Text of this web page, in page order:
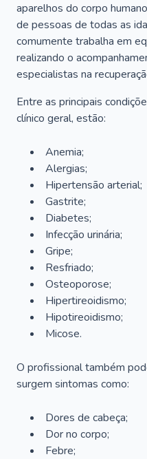
aparelhos do corpo
de pessoas de todas as
comumente trabalha em
realizando o
especialistas na
Entre as principais
clínico geral, estão:
Anemia;
Alergias;
Hipertensão arterial;
Gastrite;
Diabetes;
Infecção urinária;
Gripe;
Resfriado;
Osteoporose;
Hipertireoidismo;
Hipotireoidismo;
Micose.
O profissional também
surgem sintomas como:
Dores de cabeça;
Dor no corpo;
Febre;